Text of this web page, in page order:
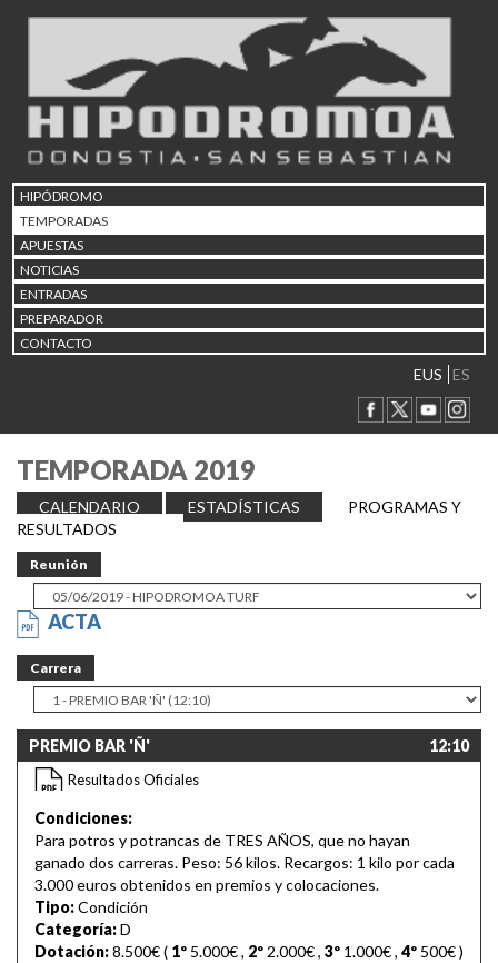
HIPÓDROMO
TEMPORADAS
APUESTAS
NOTICIAS
ENTRADAS
PREPARADOR
CONTACTO
EUS ES
TEMPORADA 2019
CALENDARIO ESTADÍSTICAS
PROGRAMAS Y
RESULTADOS
Reunión
ACTA
Carrera
PREMIO BAR 'Ñ' 12:10
Resultados Oficiales
Condiciones:
Para potros y potrancas de TRES AÑOS, que no hayan
ganado dos carreras. Peso: 56 kilos. Recargos: 1 kilo por cada
3.000 euros obtenidos en premios y colocaciones.
Tipo:Condición
Categoría:D
Dotación:8.500€ ( 1º 5.000€, 2º 2.000€, 3º 1.000€, 4º 500€)